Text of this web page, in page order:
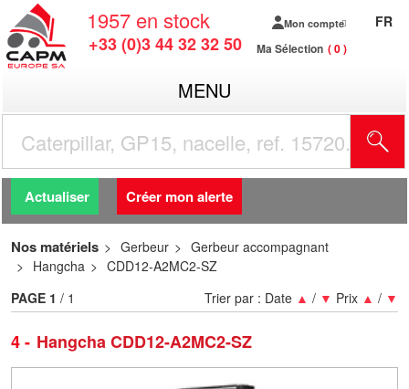
1957 en stock
+33 (0)3 44 32 32 50
Mon compte
Ma Sélection 0
FR
MENU
Actualiser Créer mon alerte
Nos matériels Gerbeur
Gerbeur accompagnant
Hangcha
CDD12-A2MC2-SZ
4 Hangcha CDD12-A2MC2-SZ
Trier par : Date ▲ / ▼ Prix ▲ / ▼
PAGE 1 / 1